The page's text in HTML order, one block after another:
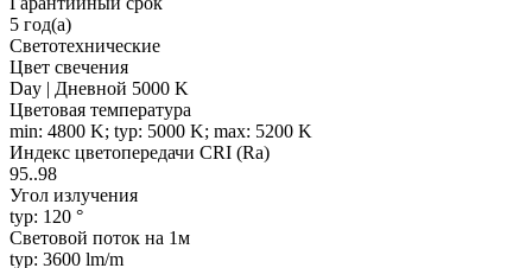
5 год(а)
Светотехнические
Цвет свечения
Day | Дневной 5000 K
Цветовая температура
min: 4800 K; typ: 5000 K; max: 5200 K
Индекс цветопередачи CRI (Ra)
95..98
Угол излучения
typ: 120 °
Световой поток на 1м
typ: 3600 lm/m